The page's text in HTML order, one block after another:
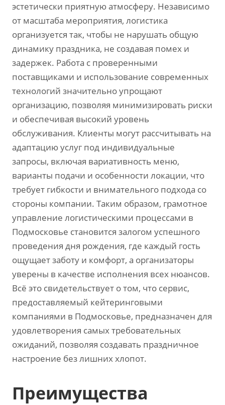
эстетически приятную атмосферу. Независимо
от масштаба мероприятия, логистика
организуется так, чтобы не нарушать общую
динамику праздника, не создавая помех и
задержек. Работа с проверенными
поставщиками и использование современных
технологий значительно упрощают
организацию, позволяя минимизировать риски
и обеспечивая высокий уровень
обслуживания. Клиенты могут рассчитывать на
адаптацию услуг под индивидуальные
запросы, включая вариативность меню,
варианты подачи и особенности локации, что
требует гибкости и внимательного подхода со
стороны компании. Таким образом, грамотное
управление логистическими процессами в
Подмосковье становится залогом успешного
проведения дня рождения, где каждый гость
ощущает заботу и комфорт, а организаторы
уверены в качестве исполнения всех нюансов.
Всё это свидетельствует о том, что сервис,
предоставляемый кейтеринговыми
компаниями в Подмосковье, предназначен для
удовлетворения самых требовательных
ожиданий, позволяя создавать праздничное
настроение без лишних хлопот.
Преимущества